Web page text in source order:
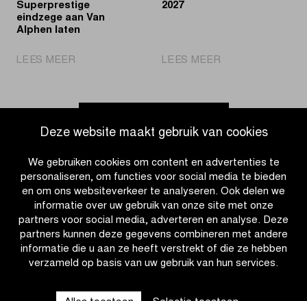
Deze website maakt gebruik van cookies
We gebruiken cookies om content en advertenties te
personaliseren, om functies voor social media te bieden
en om ons websiteverkeer te analyseren. Ook delen we
informatie over uw gebruik van onze site met onze
partners voor social media, adverteren en analyse. Deze
partners kunnen deze gegevens combineren met andere
informatie die u aan ze heeft verstrekt of die ze hebben
verzameld op basis van uw gebruik van hun services.
Superprestige
eindzege aan Van
Alphen laten
LEES MEER
in
maar
Telenet
Superprestige
eindzege
aan
Van
Alphen
2027
LEES MEER
kalender
de
Superprestige
2026-
2027
Ga naar nieuwsoverzicht
CATEGORIEËN